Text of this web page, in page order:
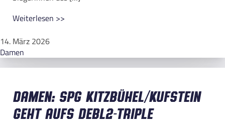
Weiterlesen >>
14. März 2026
Damen
Damen: SPG Kitzbühel/Kufstein
geht aufs DEBL2-Triple